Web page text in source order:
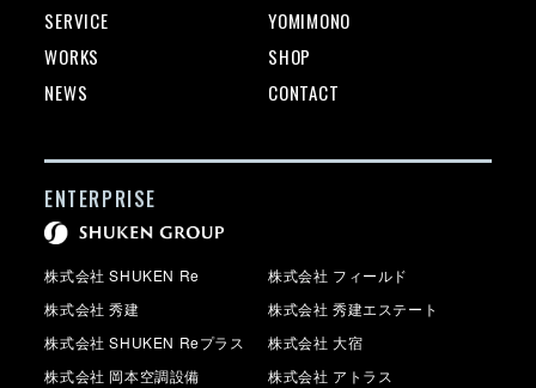
SERVICE
YOMIMONO
WORKS
SHOP
NEWS
CONTACT
ENTERPRISE
株式会社 SHUKEN Re
株式会社 フィールド
株式会社 秀建
株式会社 秀建エステート
株式会社 SHUKEN Reプラス
株式会社 大宿
株式会社 岡本空調設備
株式会社 アトラス